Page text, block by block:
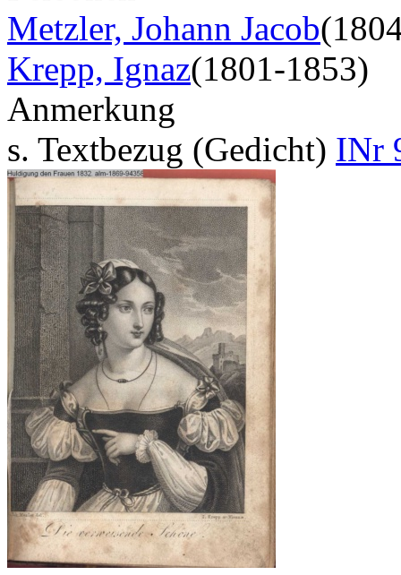
Metzler, Johann Jacob
Krepp, Ignaz(1801-1853)
Anmerkung
s. Textbezug (Gedicht) INr